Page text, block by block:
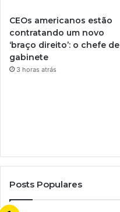
CEOs americanos estão
contratando um novo
‘braço direito’: o chefe de
gabinete
3 horas atrás
Posts Populares